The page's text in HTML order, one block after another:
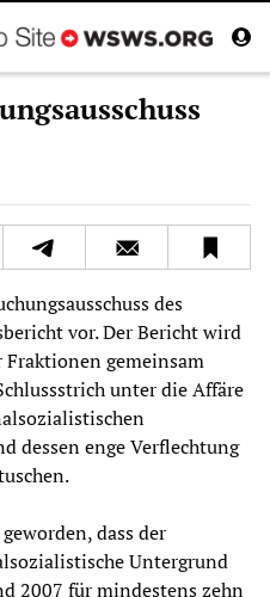
des
vor. Der Bericht wird
gemeinsam
unter die Affäre
dessen enge Verflechtung
dass der
Untergrund
2007 für mindestens zehn